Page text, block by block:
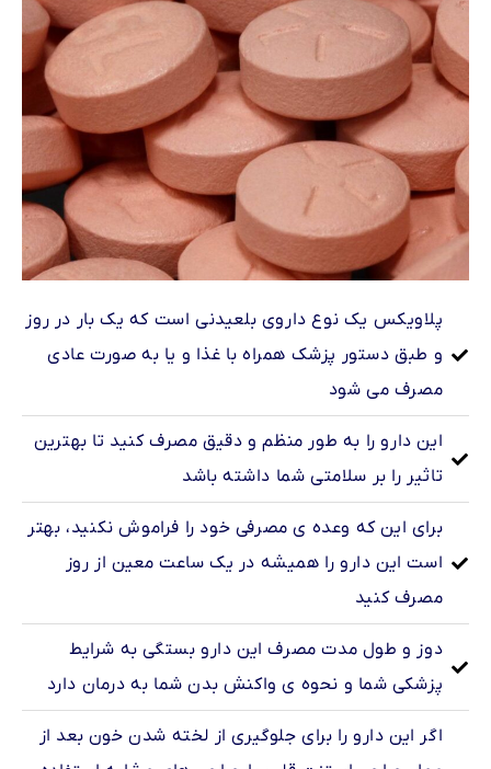
پلاویکس یک نوع داروی بلعیدنی است که یک بار در روز
و طبق دستور پزشک همراه با غذا و یا به صورت عادی
مصرف می شود
این دارو را به طور منظم و دقیق مصرف کنید تا بهترین
تاثیر را بر سلامتی شما داشته باشد
برای این که وعده ی مصرفی خود را فراموش نکنید، بهتر
است این دارو را همیشه در یک ساعت معین از روز‌
مصرف‌ کنید
دوز و طول مدت مصرف این دارو بستگی به شرایط
پزشکی شما و نحوه ی واکنش بدن شما به درمان دارد
اگر این دارو را برای جلوگیری از لخته شدن خون بعد از